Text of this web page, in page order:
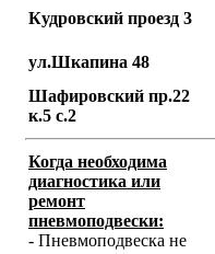
Кудровский проезд 3
ул.Шкапина 48
Шафировский пр.22
к.5 с.2
Когда необходима
диагностика или
ремонт
пневмоподвески:
- Пневмоподвеска не